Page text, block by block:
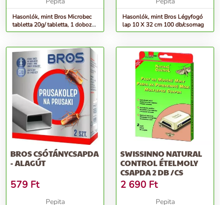
Hasonlók, mint Bros Microbec
tabletta 20g/ tabletta, 1 doboz
16 db tablettát tartalmaz
Hasonlók, mint Bros Légyfogó
lap 10 X 32 cm 100 db/csomag
BROS CSÓTÁNYCSAPDA
- ALAGÚT
579 Ft
Pepita
SWISSINNO NATURAL
CONTROL ÉTELMOLY
CSAPDA 2 DB /CS
2 690 Ft
Pepita